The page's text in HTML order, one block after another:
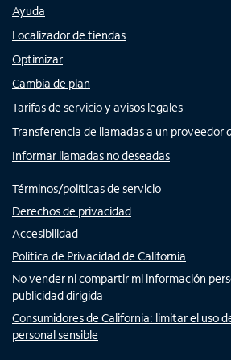
Ayuda
Localizador de tiendas
Optimizar
Cambia de plan
Tarifas de servicio y avisos legales
Transferencia de llamadas a un proveedor
Informar llamadas no deseadas
Términos/políticas de servicio
Derechos de privacidad
Accesibilidad
Política de Privacidad de California
No vender ni compartir mi información
publicidad dirigida
Consumidores de California: limitar el uso
personal sensible